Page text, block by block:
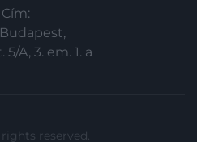
Cím:
A, 3. em. 1. a
reserved.